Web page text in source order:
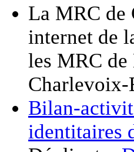
La MRC de
internet de
les MRC de
Charlevoix-
Bilan-
identitaires